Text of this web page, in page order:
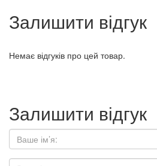
Залишити відгук
Немає відгуків про цей товар.
Залишити відгук